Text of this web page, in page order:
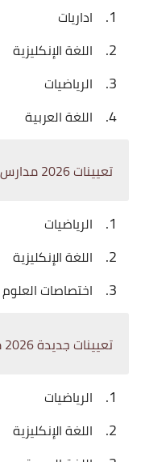
اداريات
اللغة الإنكليزية
الرياضيات
اللغة العربية
تعيينات 2026 مدارس
الرياضيات
اللغة الإنكليزية
اختصاصات
تعيينات جديدة 2026
الرياضيات
اللغة الإنكليزية